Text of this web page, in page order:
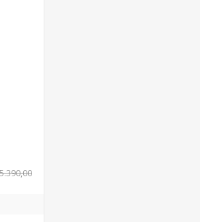
5.390,00